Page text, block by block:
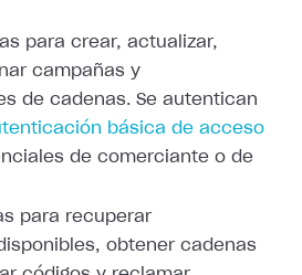
para crear, actualizar,
campañas y
de cadenas. Se autentican
básica de acceso
de comerciante o de
para recuperar
obtener cadenas